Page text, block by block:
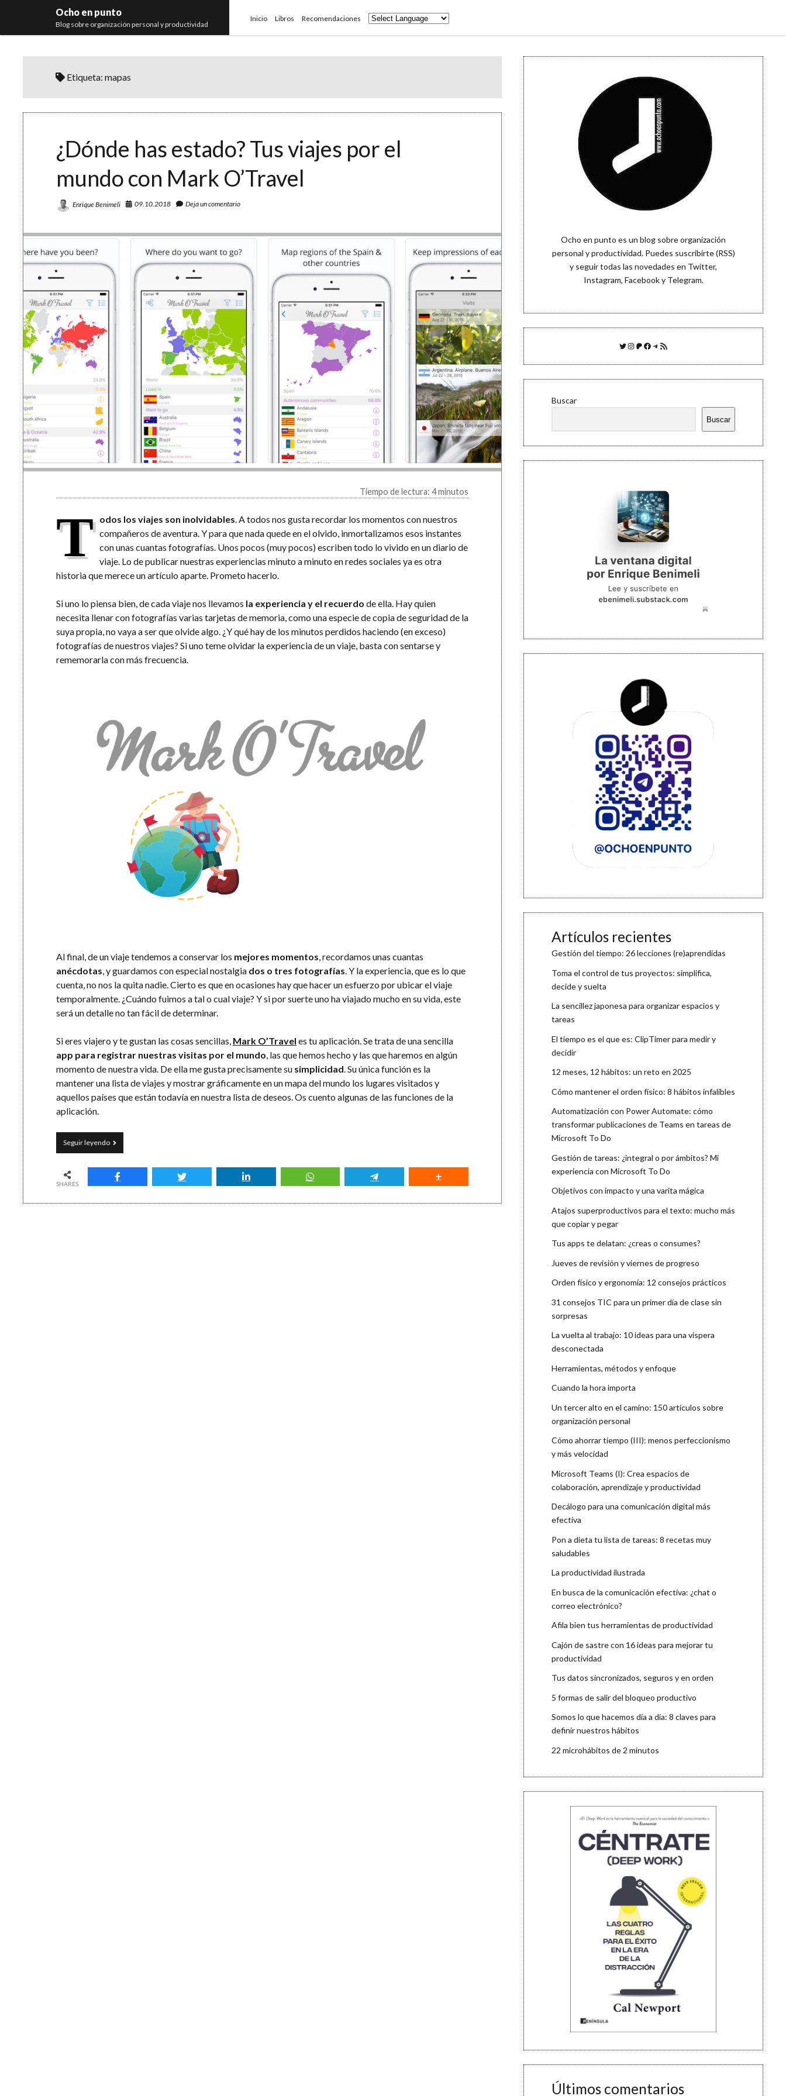
Ocho en punto
Blog sobre organización personal y productividad
Inicio Libros Recomendaciones
Etiqueta:mapas
¿Dónde has estado? Tus viajes por el
mundo con Mark O’Travel
Enrique Benimeli 09.10.2018 Deja un comentario
Tiempo de lectura: 4 minutos
T odos los viajes son inolvidables. A todos nos gusta recordar los momentos con nuestros
compañeros de aventura. Y para que nada quede en el olvido, inmortalizamos esos instantes
con unas cuantas fotografías. Unos pocos (muy pocos) escriben todo lo vivido en un diario de
viaje. Lo de publicar nuestras experiencias minuto a minuto en redes sociales ya es otra
historia que merece un artículo aparte. Prometo hacerlo.
Si uno lo piensa bien, de cada viaje nos llevamos la experiencia y el recuerdo de ella. Hay quien
necesita llenar con fotografías varias tarjetas de memoria, como una especie de copia de seguridad de la
suya propia, no vaya a ser que olvide algo. ¿Y qué hay de los minutos perdidos haciendo (en exceso)
fotografías de nuestros viajes? Si uno teme olvidar la experiencia de un viaje, basta con sentarse y
rememorarla con más frecuencia.
Al final, de un viaje tendemos a conservar los mejores momentos , recordamos unas cuantas
anécdotas , y guardamos con especial nostalgia dos o tres fotografías . Y la experiencia, que es lo que
cuenta, no nos la quita nadie. Cierto es que en ocasiones hay que hacer un esfuerzo por ubicar el viaje
temporalmente. ¿Cuándo fuimos a tal o cual viaje? Y si por suerte uno ha viajado mucho en su vida, este
será un detalle no tan fácil de determinar.
Si eres viajero y te gustan las cosas sencillas, Mark O’Travel es tu aplicación. Se trata de una sencilla
app para registrar nuestras visitas por el mundo , las que hemos hecho y las que haremos en algún
momento de nuestra vida. De ella me gusta precisamente su simplicidad . Su única función es la
mantener una lista de viajes y mostrar gráficamente en un mapa del mundo los lugares visitados y
aquellos países que están todavía en nuestra lista de deseos. Os cuento algunas de las funciones de la
aplicación.
Seguir leyendo¿Dónde
has
Tus
viajes
el
SHARES
Sidebar
Ocho en punto es un blog sobre organización
personal y productividad. Puedes suscribirte (RSS)
y seguir todas las novedades en Twitter,
Instagram, Facebooky Telegram.
Twitter
Instagram
Patreon
Facebook
Telegram
Feed RSS
Buscar
Buscar
Artículos recientes
Gestión del tiempo: 26 lecciones (re)aprendidas
Toma el control de tus proyectos: simplifica,
decide y suelta
La sencillez japonesa para organizar espacios y
tareas
El tiempo es el que es: ClipTimer para medir y
decidir
12 meses, 12 hábitos: un reto en 2025
Cómo mantener el orden físico: 8 hábitos infalibles
Automatización con Power Automate: cómo
transformar publicaciones de Teams en tareas de
Microsoft To Do
Gestión de tareas: ¿integral o por ámbitos? Mi
experiencia con Microsoft To Do
Objetivos con impacto y una varita mágica
Atajos superproductivos para el texto: mucho más
que copiar y pegar
Tus apps te delatan: ¿creas o consumes?
Jueves de revisión y viernes de progreso
Orden físico y ergonomía: 12 consejos prácticos
31 consejos TIC para un primer día de clase sin
sorpresas
La vuelta al trabajo: 10 ideas para una víspera
desconectada
Herramientas, métodos y enfoque
Cuando la hora importa
Un tercer alto en el camino: 150 artículos sobre
organización personal
Cómo ahorrar tiempo (III): menos perfeccionismo
y más velocidad
Microsoft Teams (I): Crea espacios de
colaboración, aprendizaje y productividad
Decálogo para una comunicación digital más
efectiva
Pon a dieta tu lista de tareas: 8 recetas muy
saludables
La productividad ilustrada
En busca de la comunicación efectiva: ¿chat o
correo electrónico?
Afila bien tus herramientas de productividad
Cajón de sastre con 16 ideas para mejorar tu
productividad
Tus datos sincronizados, seguros y en orden
5 formas de salir del bloqueo productivo
Somos lo que hacemos día a día: 8 claves para
definir nuestros hábitos
22 microhábitos de 2 minutos
Últimos comentarios